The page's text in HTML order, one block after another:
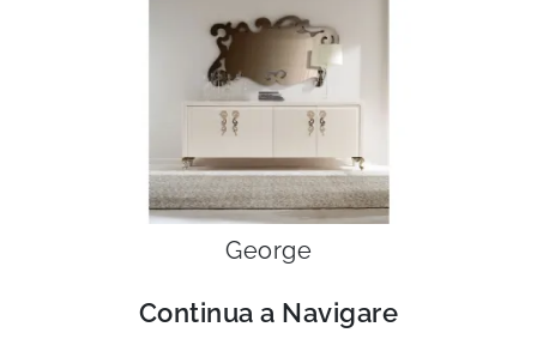
George
Continua a Navigare